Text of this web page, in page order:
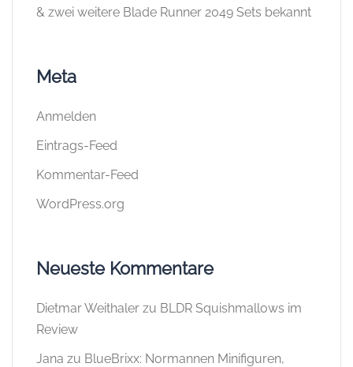
& zwei weitere Blade Runner 2049 Sets bekannt
Meta
Anmelden
Eintrags-Feed
Kommentar-Feed
WordPress.org
Neueste Kommentare
Dietmar Weithaler zu BLDR Squishmallows im
Review
Jana zu BlueBrixx: Normannen Minifiguren,